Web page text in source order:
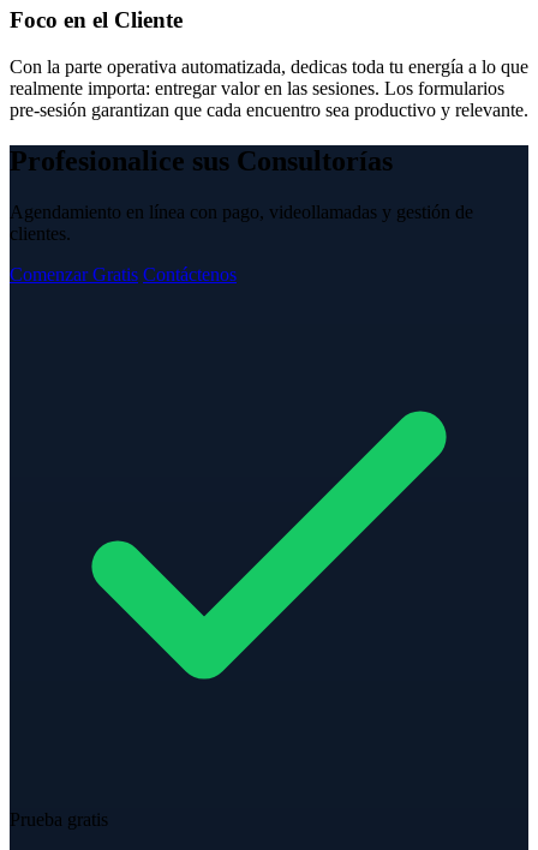
Foco en el Cliente
Con la parte operativa automatizada, dedicas toda tu energía a lo que
realmente importa: entregar valor en las sesiones. Los formularios
pre-sesión garantizan que cada encuentro sea productivo y relevante.
Profesionalice sus Consultorías
Agendamiento en línea con pago, videollamadas y gestión de
clientes.
Comenzar Gratis Contáctenos
Prueba gratis